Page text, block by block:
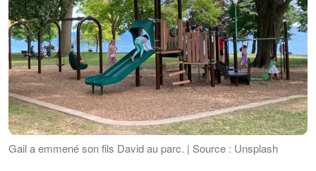
Gail a emmené son fils David au parc. | Source : Unsplash